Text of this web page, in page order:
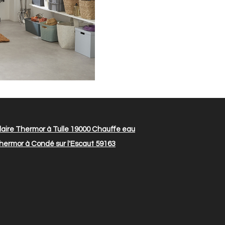
Thermor à Tulle 19000Chauffe eau
à Condé sur l'Escaut 59163